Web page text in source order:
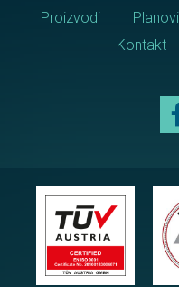
Proizvodi
Kontakt